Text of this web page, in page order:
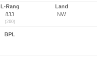
L-Rang
833
(260)
Land
NW
BPL